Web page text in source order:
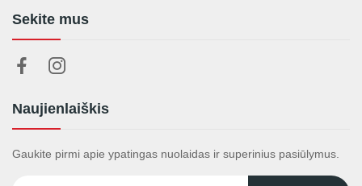
Sekite mus
Naujienlaiškis
Gaukite pirmi apie ypatingas nuolaidas ir superinius pasiūlymus.